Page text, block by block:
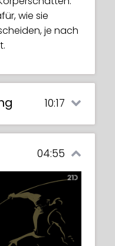
wie sie
je nach
10:17
04:55